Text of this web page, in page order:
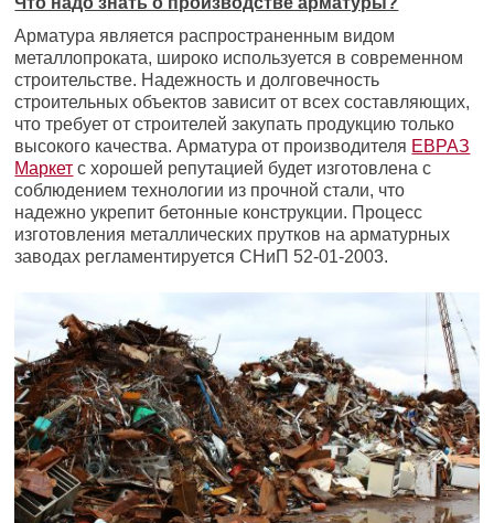
Арматура является распространенным видом
металлопроката, широко используется в современном
строительстве. Надежность и долговечность
строительных объектов зависит от всех составляющих,
что требует от строителей закупать продукцию только
высокого качества. Арматура от производителя ЕВРАЗ
Маркет с хорошей репутацией будет изготовлена с
соблюдением технологии из прочной стали, что
надежно укрепит бетонные конструкции. Процесс
изготовления металлических прутков на арматурных
заводах регламентируется СНиП 52-01-2003.